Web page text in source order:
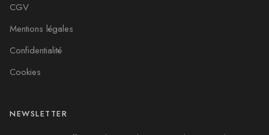
CGV
Mentions légales
Confidentialité
Cookies
NEWSLETTER